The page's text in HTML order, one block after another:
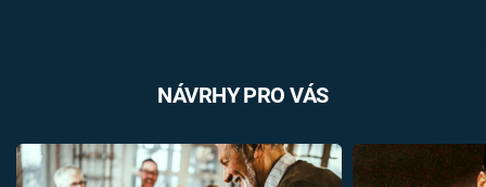
NÁVRHY PRO VÁS